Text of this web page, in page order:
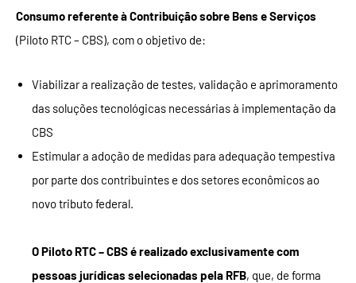
Consumo referente à Contribuição sobre Bens e Serviços
(Piloto RTC – CBS), com o objetivo de:
Viabilizar a realização de testes, validação e aprimoramento
das soluções tecnológicas necessárias à implementação da
CBS
Estimular a adoção de medidas para adequação tempestiva
por parte dos contribuintes e dos setores econômicos ao
novo tributo federal.
O Piloto RTC – CBS é realizado exclusivamente com
pessoas jurídicas selecionadas pela RFB, que, de forma